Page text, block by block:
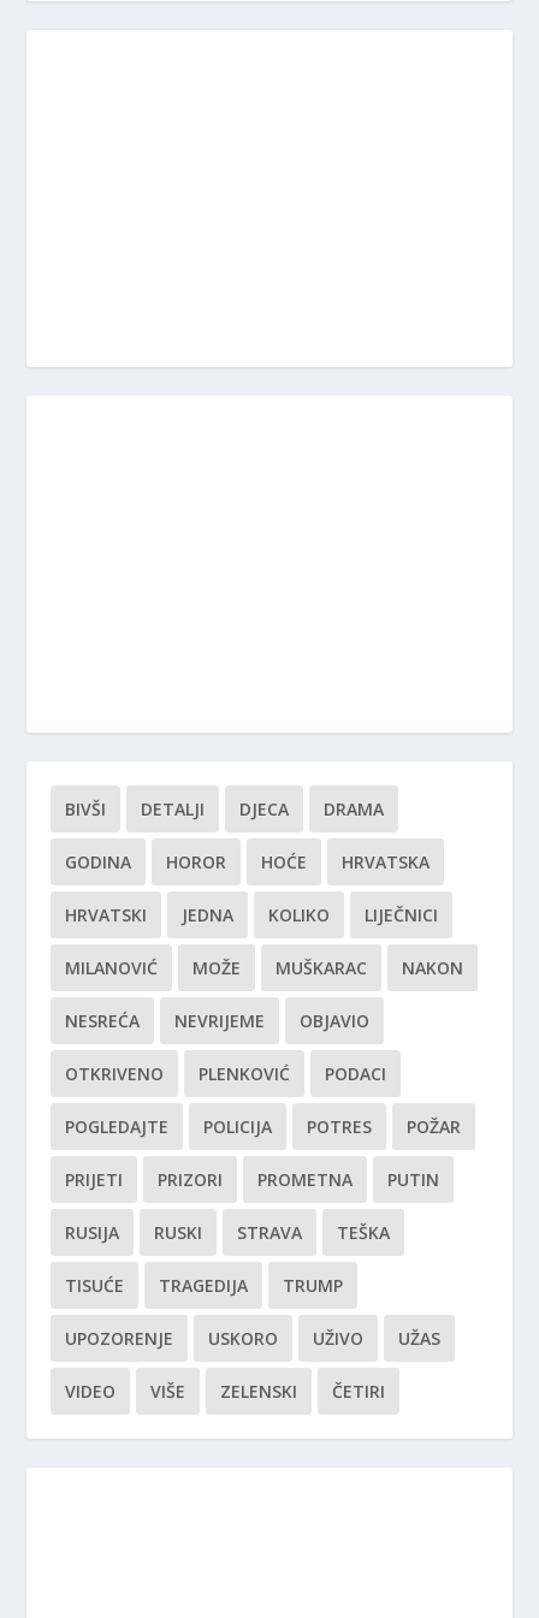
BIVŠI DETALJI DJECA DRAMA
GODINA HOROR HOĆE HRVATSKA
HRVATSKI JEDNA KOLIKO LIJEČNICI
MILANOVIĆ MOŽE MUŠKARAC NAKON
NESREĆA NEVRIJEME OBJAVIO
OTKRIVENO PLENKOVIĆ PODACI
POGLEDAJTE POLICIJA POTRES POŽAR
PRIJETI PRIZORI PROMETNA PUTIN
RUSIJA RUSKI STRAVA TEŠKA
TISUĆE TRAGEDIJA TRUMP
UPOZORENJE USKORO UŽIVO UŽAS
VIDEO VIŠE ZELENSKI ČETIRI